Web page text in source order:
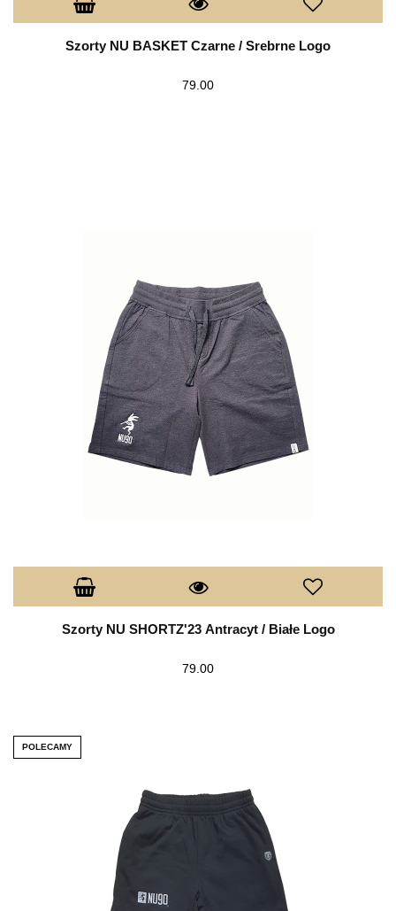
Szorty NU BASKET Czarne / Srebrne Logo
79.00
Szorty NU SHORTZ'23 Antracyt / Białe Logo
79.00
POLECAMY